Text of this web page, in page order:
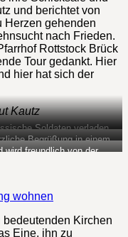
und berichtet von
Herzen gehenden
nach Frieden.
Rottstock Brück
Tour gedankt. Hier
hier hat sich der
Kautz
Soldaten verladen
Wagen, sonst könnten
nicht bis Weliki Nowgorod
Begrüßung in einem
Dorf. Wir merken,
wird freundlich von der
wohnen
Kirchen
Eine, ihn zu